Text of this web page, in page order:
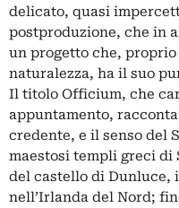
delicato, quasi
postproduzione, che in
un progetto che,
naturalezza, ha il suo
Il titolo Officium, che
appuntamento,
credente, e il senso del
maestosi templi greci di
del castello di Dunluce,
nell’Irlanda del Nord;